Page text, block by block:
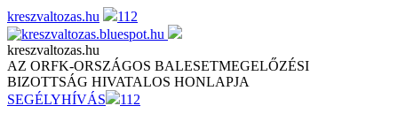
Skip
to
content
kreszvaltozas.hu 112
kreszvaltozas.hu
AZ ORFK-ORSZÁGOS BALESETMEGELŐZÉSI
BIZOTTSÁG HIVATALOS HONLAPJA
SEGÉLYHÍVÁS
112